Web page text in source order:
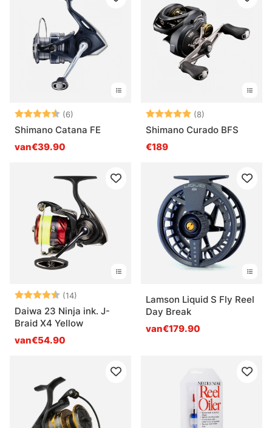
Beoordeling:
(6)
Shimano Catana FE
van€39.90
Beoordeling:
(8)
Shimano Curado BFS
€189
Beoordeling:
(14)
Daiwa 23 Ninja ink. J-
Braid X4 Yellow
van€54.90
Lamson Liquid S Fly Reel
Day Break
van€179.90